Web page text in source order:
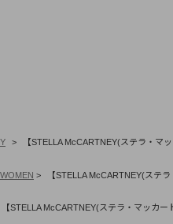
【STELLA McCARTNEY(ステラ・マ
【STELLA McCARTNEY(ステ
【STELLA McCARTNEY(ステラ・マッカ